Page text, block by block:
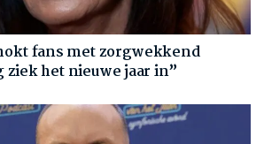
fans met zorgwekkend
het nieuwe jaar in”